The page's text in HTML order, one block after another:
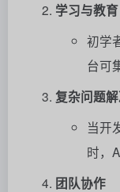
学习与教育
初学
台可
复杂问题
当开
时，
团队协作